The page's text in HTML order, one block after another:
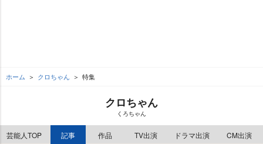
ホーム クロちゃん 特集
クロちゃん
くろちゃん
芸能人TOP 記事 作品 TV出演 ドラマ出演 CM出演